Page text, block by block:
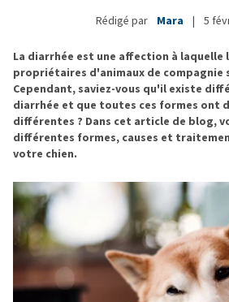
Rédigé par Mara | 5
La diarrhée est une affection à laquelle
propriétaires d'animaux de
Cependant, saviez-vous qu'il existe
diarrhée et que toutes ces formes ont
différentes ? Dans cet article de blog,
différentes formes, causes et
votre chien.